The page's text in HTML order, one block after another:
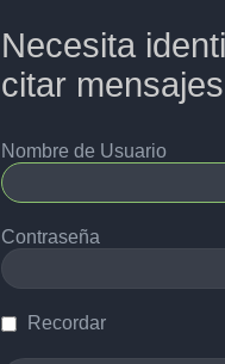
Necesita
citar
Nombre de Usuario
Contraseña
Recordar